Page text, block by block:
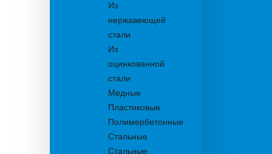
Из
нержавеющей
стали
Из
оцинкованной
стали
Медные
Пластиковые
Полимербетонные
Стальные
Стальные